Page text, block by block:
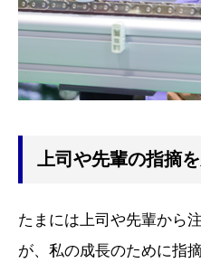
上司や先輩の指摘
たまには上司や先輩から
が、私の成長のために指